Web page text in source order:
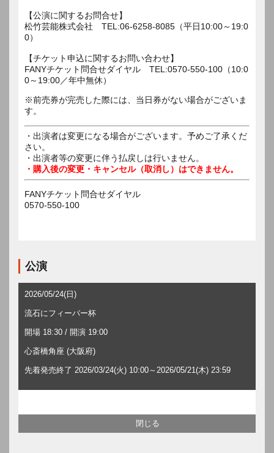
【公演に関するお問合せ】
松竹芸能株式会社 TEL:06-6258-8085（平日10:00～19:0
0）
【チケット申込に関するお問い合わせ】
FANYチケット問合せダイヤル TEL:0570-550-100（10:0
0～19:00／年中無休）
※前売券が完売した際には、当日券がない場合がございま
す。
・出演者は変更になる場合がございます。予めご了承くだ
さい。
・出演者等の変更に伴う払戻しは行いません。
・購入後の変更・キャンセル（取消し）はできません。
FANYチケット問合せダイヤル
0570-550-100
公演
2026/05/24(日)
流石にフィーバー杯
開場 18:30 / 開演 19:00
心斎橋角座 (大阪府)
先着発売終了 2026/03/24(火) 10:00～2026/05/21(木) 23:59